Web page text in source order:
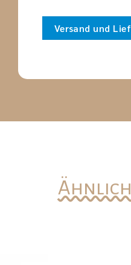
Versand und